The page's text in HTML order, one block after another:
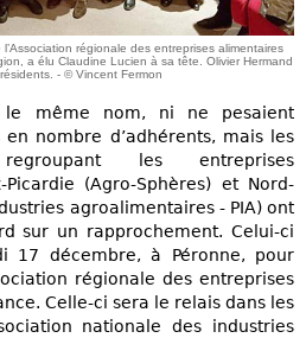
régionale des entreprises alimentaires
a élu Claudine Lucien à sa tête. Olivier Hermand
- © Vincent Fermon
même nom, ni ne pesaient
nombre d’adhérents, mais les
les entreprises
(Agro-Sphères) et Nord-
agroalimentaires - PIA) ont
sur un rapprochement. Celui-ci
17 décembre, à Péronne, pour
régionale des entreprises
Celle-ci sera le relais dans les
nationale des industries